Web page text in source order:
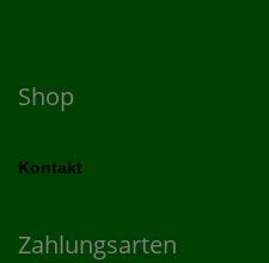
Shop
Kontakt
Zahlungsarten